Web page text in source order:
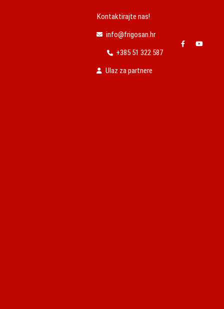
Kontaktirajte nas!
info@frigosan.hr
+385 51 322 587
Ulaz za partnere